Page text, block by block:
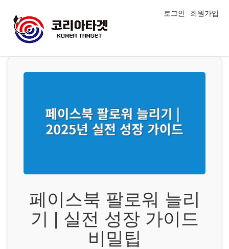
로그인 회원가입
페이스북 팔로워 늘리
기 | 실전 성장 가이드
비밀팁